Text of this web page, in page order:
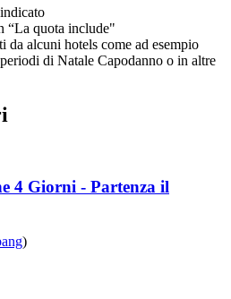
“La quota include"
da alcuni hotels come ad esempio
di Natale Capodanno o in altre
4 Giorni - Partenza il
)